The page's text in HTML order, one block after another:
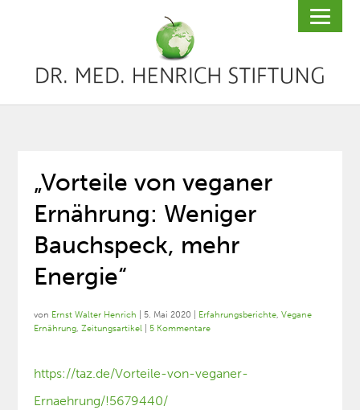
„Vorteile von veganer
Ernährung: Weniger
Bauchspeck, mehr
Energie“
von Ernst Walter Henrich |5. Mai 2020 Erfahrungsberichte,Vegane
Ernährung,Zeitungsartikel |5 Kommentare
https://taz.de/Vorteile-von-veganer-
Ernaehrung/!5679440/